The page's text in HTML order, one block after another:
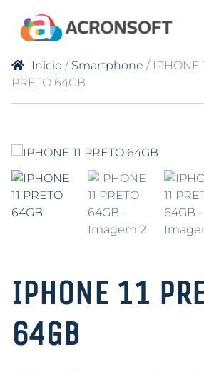
Início / Smartphone / IPHONE
PRETO 64GB
IPHONE 11
64GB